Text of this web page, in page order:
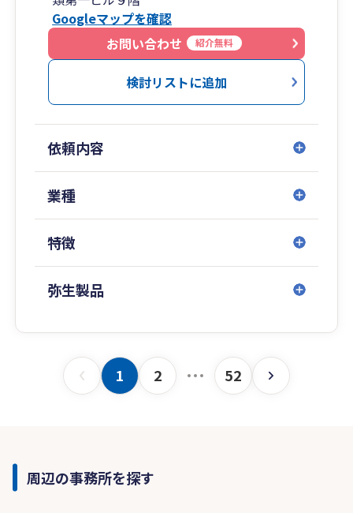
・会社設立/起業支援サービスも充実しておりま
・領収書預かりの記帳代行から弥生製品導入サポ
ートまで対応可能
・長年の実績から、あらゆる業種に対応可能で
Googleマップを確認
お問い合わせ
紹介無料
検討リストに追加
依頼内容
業種
特徴
弥生製品
1 2 52
周辺の事務所を探す